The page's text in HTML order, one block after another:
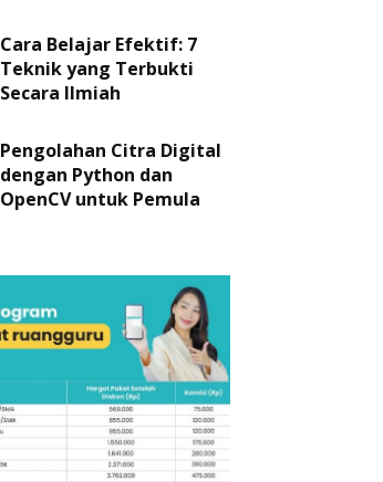
Cara Belajar Efektif: 7
Teknik yang Terbukti
Secara Ilmiah
Pengolahan Citra Digital
dengan Python dan
OpenCV untuk Pemula